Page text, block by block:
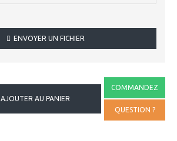
ENVOYER UN FICHIER
AJOUTER AU PANIER
COMMANDEZ
QUESTION ?